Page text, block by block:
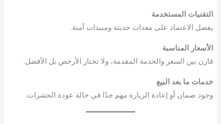
التقنيات المستخدمة
يفضل الاعتماد على معدات حديثة ومبيدات آمنة.
الأسعار المناسبة
قارن بين السعر والخدمة المقدمة، ولا تختار الأرخص بل الأفضل.
خدمات ما بعد البيع
وجود ضمان أو إعادة الزيارة مهم جدًا في حالة عودة الحشرات.